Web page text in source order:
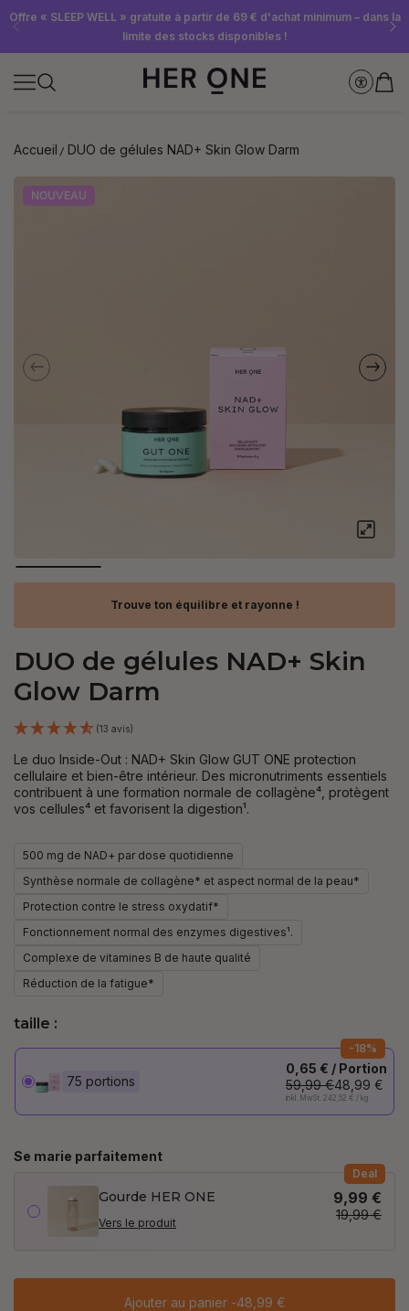
Offre « SLEEP WELL » gratuite à partir de 69 € d'achat minimum – dans la
limite des stocks disponibles !
Abonnez-vous dès maintenant à la newsletter et recevez un bon d'achat
de 10 €
Économisez jusqu'à 30 % grâce à nos Subscriptions
Accueil DUO de gélules NAD+ Skin Glow Darm
NOUVEAU
Trouve ton équilibre et rayonne !
DUO de gélules NAD+ Skin
Glow Darm
(13 avis)
Le duo Inside-Out : NAD+ Skin Glow GUT ONE protection
cellulaire et bien-être intérieur. Des micronutriments essentiels
contribuent à une formation normale de collagène⁴, protègent
vos cellules⁴ et favorisent la digestion¹.
500 mg de NAD+ par dose quotidienne
Synthèse normale de collagène* et aspect normal de la peau*
Protection contre le stress oxydatif*
Fonctionnement normal des enzymes digestives¹.
Complexe de vitamines B de haute qualité
Réduction de la fatigue*
taille :
-18%
75 portions
0,65 € / Portion
59,99 €48,99 €
inkl. MwSt. 242,52 € / kg
Se marie parfaitement
Deal
Gourde HER ONE
19,99 €
9,99 €
Vers le produit
Ajouter au panier -48,99 €